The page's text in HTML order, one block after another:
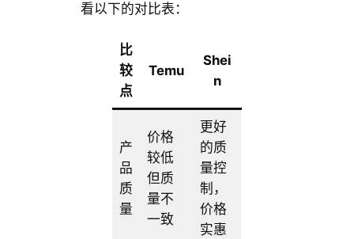
看以下的对比表：
比
较
点
Temu
Shei
n
产
品
质
量
价格
较低
但质
量不
一致
更好
的质
量控
制，
价格
实惠